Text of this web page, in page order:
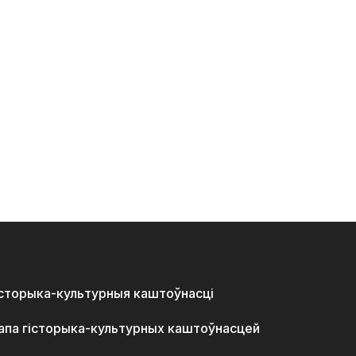
культурныя каштоўнасці
гісторыка-культурных каштоўнасцей